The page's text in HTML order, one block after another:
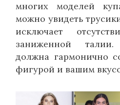
многих моделей
можно увидеть
исключает
заниженной
должна гармонично
фигурой и вашим